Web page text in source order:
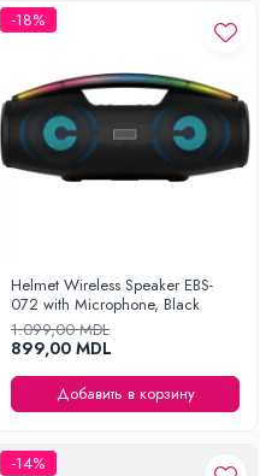
-18%
Helmet Wireless Speaker EBS-
072 with Microphone, Black
1.099,00 MDL
899,00 MDL
Добавить в корзину
-14%